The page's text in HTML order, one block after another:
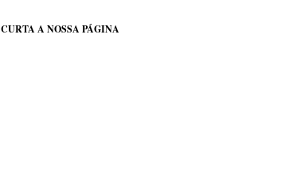
CURTA A NOSSA PÁGINA